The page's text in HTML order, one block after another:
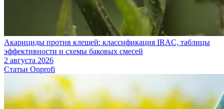
Акарициды против клещей: классификация IRAC, таблицы
эффективности и схемы баковых смесей
2 августа 2026
Статьи Onprofi